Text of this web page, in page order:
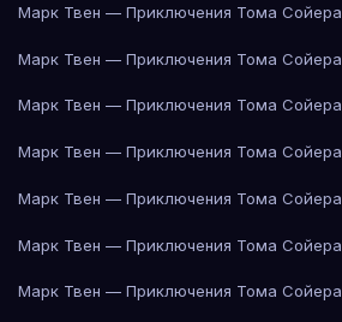
Марк Твен — Приключения Тома Сойера
Марк Твен — Приключения Тома Сойера
Марк Твен — Приключения Тома Сойера
Марк Твен — Приключения Тома Сойера
Марк Твен — Приключения Тома Сойера
Марк Твен — Приключения Тома Сойера
Марк Твен — Приключения Тома Сойера